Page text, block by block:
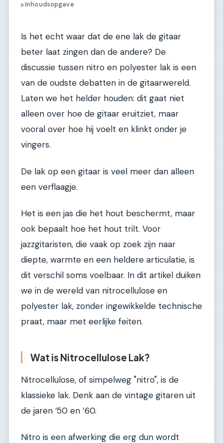
▶Inhoudsopgave
Is het echt waar dat de ene lak de gitaar
beter laat zingen dan de andere? De
discussie tussen nitro en polyester lak is een
van de oudste debatten in de gitaarwereld.
Laten we het helder houden: dit gaat niet
alleen over hoe de gitaar eruitziet, maar
vooral over hoe hij voelt en klinkt onder je
vingers.
De lak op een gitaar is veel meer dan alleen
een verflaagje.
Het is een jas die het hout beschermt, maar
ook bepaalt hoe het hout trilt. Voor
jazzgitaristen, die vaak op zoek zijn naar
diepte, warmte en een heldere articulatie, is
dit verschil soms voelbaar. In dit artikel duiken
we in de wereld van nitrocellulose en
polyester lak, zonder ingewikkelde technische
praat, maar met eerlijke feiten.
Wat is Nitrocellulose Lak?
Nitrocellulose, of simpelweg "nitro", is de
klassieke lak. Denk aan de vintage gitaren uit
de jaren ’50 en ’60.
Nitro is een afwerking die erg dun wordt